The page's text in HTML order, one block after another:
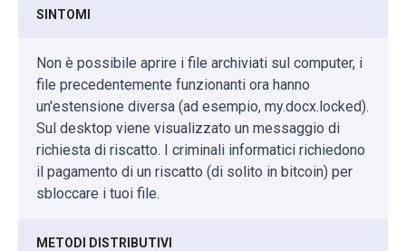
SINTOMI
Non è possibile aprire i file archiviati sul computer, i
file precedentemente funzionanti ora hanno
un'estensione diversa (ad esempio, my.docx.locked).
Sul desktop viene visualizzato un messaggio di
richiesta di riscatto. I criminali informatici richiedono
il pagamento di un riscatto (di solito in bitcoin) per
sbloccare i tuoi file.
METODI DISTRIBUTIVI